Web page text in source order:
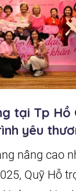
tại Tp Hồ
yêu
nâng cao
Quỹ Hỗ